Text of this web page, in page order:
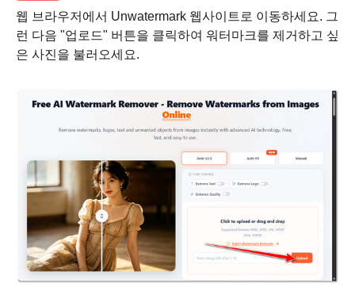
2 단계.
웹 브라우저에서 Unwatermark 웹사이트로 이동하세요. 그
런 다음 "업로드" 버튼을 클릭하여 워터마크를 제거하고 싶
은 사진을 불러오세요.